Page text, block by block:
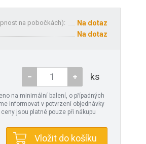
na pobočkách):
Na dotaz
Na dotaz
ks
na minimální balení, o případných
informovat v potvrzení objednávky
jsou platné pouze při nákupu
Vložit do košíku